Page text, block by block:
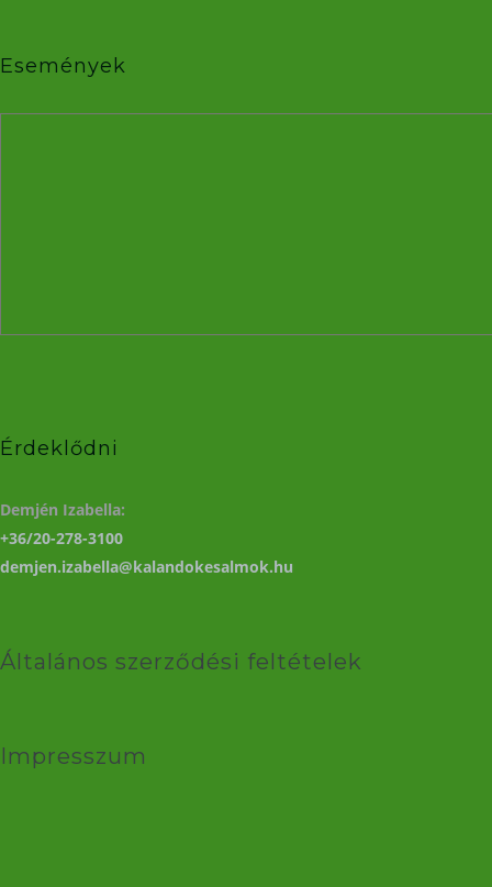
Események
Érdeklődni
Demjén Izabella:
+36/20-278-3100
demjen.izabella@kalandokesalmok.hu
Általános szerződési feltételek
Impresszum